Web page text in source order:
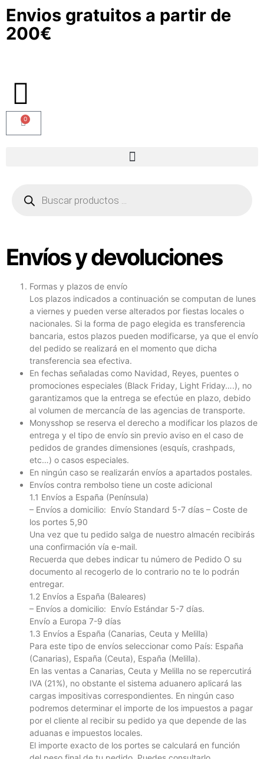
Envios gratuitos a partir de
200€
0
Envíos y devoluciones
Formas y plazos de envío
Los plazos indicados a continuación se computan de lunes
a viernes y pueden verse alterados por fiestas locales o
nacionales. Si la forma de pago elegida es transferencia
bancaria, estos plazos pueden modificarse, ya que el envío
del pedido se realizará en el momento que dicha
transferencia sea efectiva.
En fechas señaladas como Navidad, Reyes, puentes o
promociones especiales (Black Friday, Light Friday….), no
garantizamos que la entrega se efectúe en plazo, debido
al volumen de mercancía de las agencias de transporte.
Monysshop se reserva el derecho a modificar los plazos de
entrega y el tipo de envío sin previo aviso en el caso de
pedidos de grandes dimensiones (esquís, crashpads,
etc…) o casos especiales.
En ningún caso se realizarán envíos a apartados postales.
Envíos contra rembolso tiene un coste adicional
1.1 Envíos a España (Península)
– Envíos a domicilio: Envío Standard 5-7 días – Coste de
los portes 5,90
Una vez que tu pedido salga de nuestro almacén recibirás
una confirmación vía e-mail.
Recuerda que debes indicar tu número de Pedido O su
documento al recogerlo de lo contrario no te lo podrán
entregar.
1.2 Envíos a España (Baleares)
– Envíos a domicilio: Envío Estándar 5-7 días.
Envío a Europa 7-9 días
1.3 Envíos a España (Canarias, Ceuta y Melilla)
Para este tipo de envíos seleccionar como País: España
(Canarias), España (Ceuta), España (Melilla).
En las ventas a Canarias, Ceuta y Melilla no se repercutirá
IVA (21%), no obstante el sistema aduanero aplicará las
cargas impositivas correspondientes. En ningún caso
podremos determinar el importe de los impuestos a pagar
por el cliente al recibir su pedido ya que depende de las
aduanas e impuestos locales.
El importe exacto de los portes se calculará en función